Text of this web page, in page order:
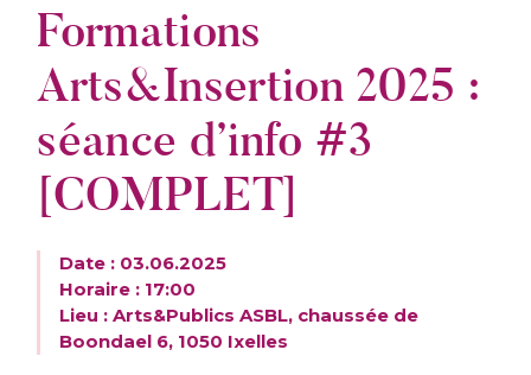
Formations
Arts&Insertion 2025 :
séance d’info #3
[COMPLET]
Date : 03.06.2025
Horaire : 17:00
Lieu : Arts&Publics ASBL, chaussée de
Boondael 6, 1050 Ixelles